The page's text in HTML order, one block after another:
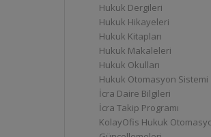
Hukuk Dergileri
Hukuk Hikayeleri
Hukuk Kitapları
Hukuk Makaleleri
Hukuk Okulları
Hukuk Otomasyon Sistemi
İcra Daire Bilgileri
İcra Takip Programı
KolayOfis Hukuk